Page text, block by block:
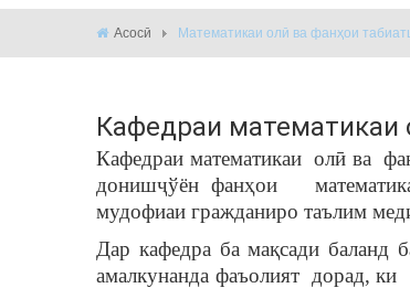
Асосӣ Математикаи олӣ ва фанҳои
Кафедраи математикаи
Кафедраи математикаи олӣ ва
донишҷўён фанҳои
мудофиаи гражданиро таълим
Дар кафедра ба мақсади баланд
амалкунанда фаъолият дорад, ки